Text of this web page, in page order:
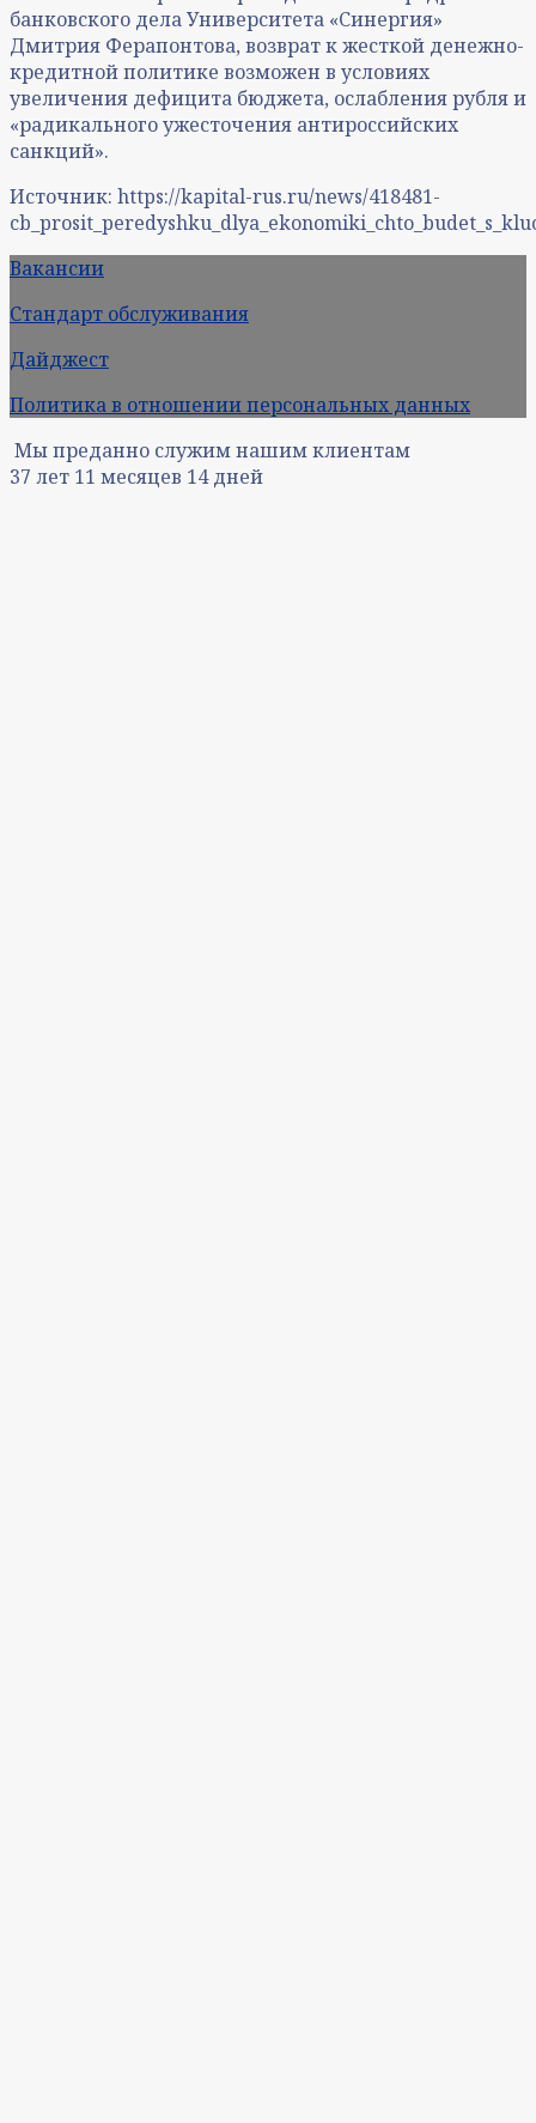
банковского дела Университета «Синергия»
Дмитрия Ферапонтова, возврат к жесткой денежно-
кредитной политике возможен в условиях
увеличения дефицита бюджета, ослабления рубля и
«радикального ужесточения антироссийских
санкций».
Источник: https://kapital-rus.ru/news/418481-
Вакансии
Стандарт обслуживания
Дайджест
Политика в отношении персональных данных
Мы преданно служим нашим клиентам
37 лет 11 месяцев 14дней